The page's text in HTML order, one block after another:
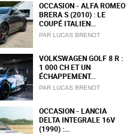
OCCASION - ALFA ROMEO
BRERA S (2010) : LE
COUPÉ ITALIEN...
PAR LUCAS BRENOT
VOLKSWAGEN GOLF 8 R :
1 000 CH ET UN
ÉCHAPPEMENT...
PAR LUCAS BRENOT
OCCASION - LANCIA
DELTA INTEGRALE 16V
(1990) :...